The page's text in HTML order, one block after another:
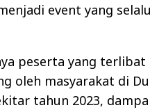
event yang
peserta yang
oleh masyarakat di
tahun 2023,